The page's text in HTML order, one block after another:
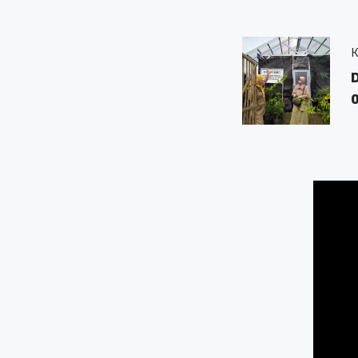
KWT Sumber Berkah
Dusun Weru Desa
0.17 KM